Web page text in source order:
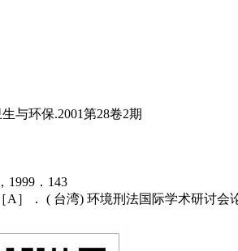
与环保.2001第28卷2期
．143
． ( 台湾) 环境刑法国际学术研讨会论